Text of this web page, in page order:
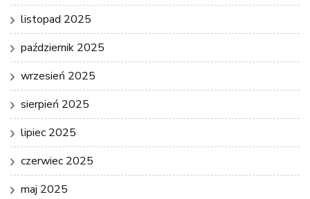
listopad 2025
październik 2025
wrzesień 2025
sierpień 2025
lipiec 2025
czerwiec 2025
maj 2025